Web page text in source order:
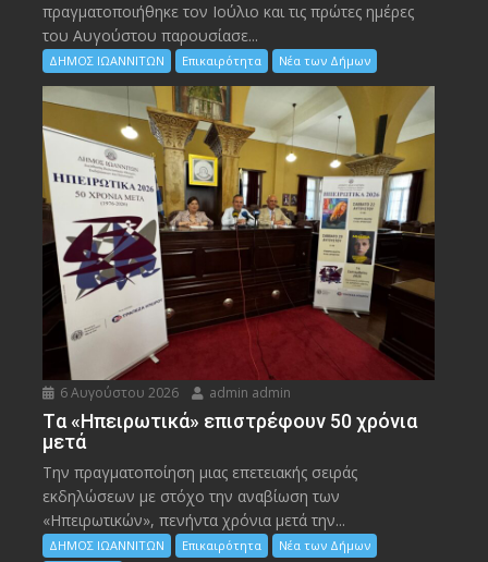
πραγματοποιήθηκε τον Ιούλιο και τις πρώτες ημέρες
του Αυγούστου παρουσίασε...
ΔΗΜΟΣ ΙΩΑΝΝΙΤΩΝ Επικαιρότητα Νέα των Δήμων
6 Αυγούστου 2026 admin admin
Tα «Ηπειρωτικά» επιστρέφουν 50 χρόνια
μετά
Την πραγματοποίηση μιας επετειακής σειράς
εκδηλώσεων με στόχο την αναβίωση των
«Ηπειρωτικών», πενήντα χρόνια μετά την...
ΔΗΜΟΣ ΙΩΑΝΝΙΤΩΝ Επικαιρότητα
Νέα των Δήμων